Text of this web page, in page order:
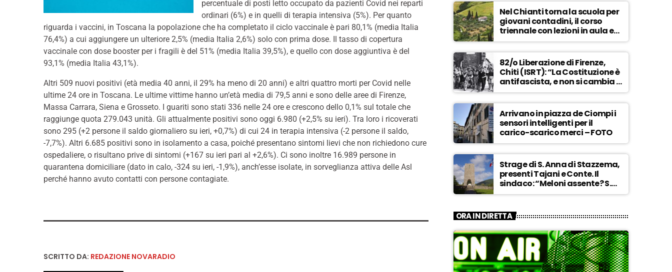
percentuale di posti letto occupato da pazienti Covid nei reparti
ordinari (6%) e in quelli di terapia intensiva (5%). Per quanto
riguarda i vaccini, in Toscana la popolazione che ha completato il ciclo vaccinale è pari 80,1% (media Italia
76,4%) a cui aggiungere un ulteriore 2,5% (media Italia 2,6%) solo con prima dose. Il tasso di copertura
vaccinale con dose booster per i fragili è del 51% (media Italia 39,5%), e quello con dose aggiuntiva è del
93,1% (media Italia 43,1%).
Altri 509 nuovi positivi (età media 40 anni, il 29% ha meno di 20 anni) e altri quattro morti per Covid nelle
ultime 24 ore in Toscana. Le ultime vittime hanno un’età media di 79,5 anni e sono delle aree di Firenze,
Massa Carrara, Siena e Grosseto. I guariti sono stati 336 nelle 24 ore e crescono dello 0,1% sul totale che
raggiunge quota 279.043 unità. Gli attualmente positivi sono oggi 6.980 (+2,5% su ieri). Tra loro i ricoverati
sono 295 (+2 persone il saldo giornaliero su ieri, +0,7%) di cui 24 in terapia intensiva (-2 persone il saldo,
-7,7%). Altri 6.685 positivi sono in isolamento a casa, poiché presentano sintomi lievi che non richiedono cure
ospedaliere, o risultano prive di sintomi (+167 su ieri pari al +2,6%). Ci sono inoltre 16.989 persone in
quarantena domiciliare (dato in calo, -324 su ieri, -1,9%), anch’esse isolate, in sorveglianza attiva delle Asl
perché hanno avuto contatti con persone contagiate.
SCRITTO DA: REDAZIONE NOVARADIO
Nel Chianti torna la scuola per
giovani contadini, il corso
triennale con lezioni in aula e
tra i campi – ASCOLTA
82/o Liberazione di Firenze,
Chiti (ISRT): “La Costituzione è
antifascista, e non si cambia a
maggioranza” – ASCOLTA
Arrivano in piazza de Ciompi i
sensori intelligenti per il
carico-scarico merci – FOTO
Strage di S. Anna di Stazzema,
presenti Tajani e Conte. Il
sindaco: “Meloni assente? S.
Anna aperta tutto l’anno…” –
ORA IN DIRETTA